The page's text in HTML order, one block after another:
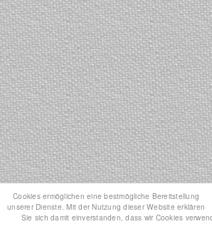
Cookies ermöglichen eine bestmögliche Bereitstellung
unserer Dienste. Mit der Nutzung dieser Website erklären
Sie sich damit einverstanden, dass wir Cookies